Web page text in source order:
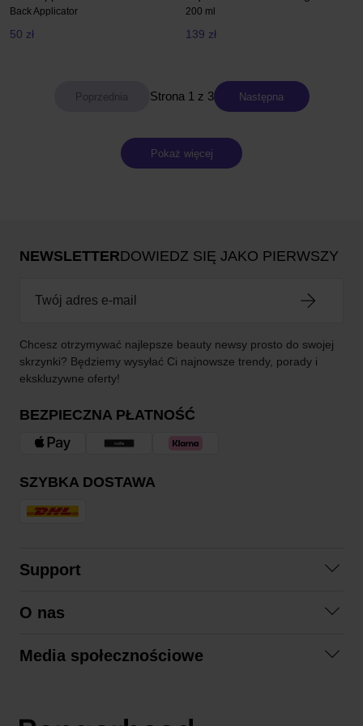
Back Applicator
50 zł
200 ml
139 zł
Strona 1 z 3 Następna
Pokaż więcej
NEWSLETTERDOWIEDZ SIĘ JAKO PIERWSZY
Chcesz otrzymywać najlepsze beauty newsy prosto do swojej
skrzynki? Będziemy wysyłać Ci najnowsze trendy, porady i
ekskluzywne oferty!
BEZPIECZNA PŁATNOŚĆ
SZYBKA DOSTAWA
Support
Regulamin zakupów
O nas
Zrównoważony rozwój
Media społecznościowe